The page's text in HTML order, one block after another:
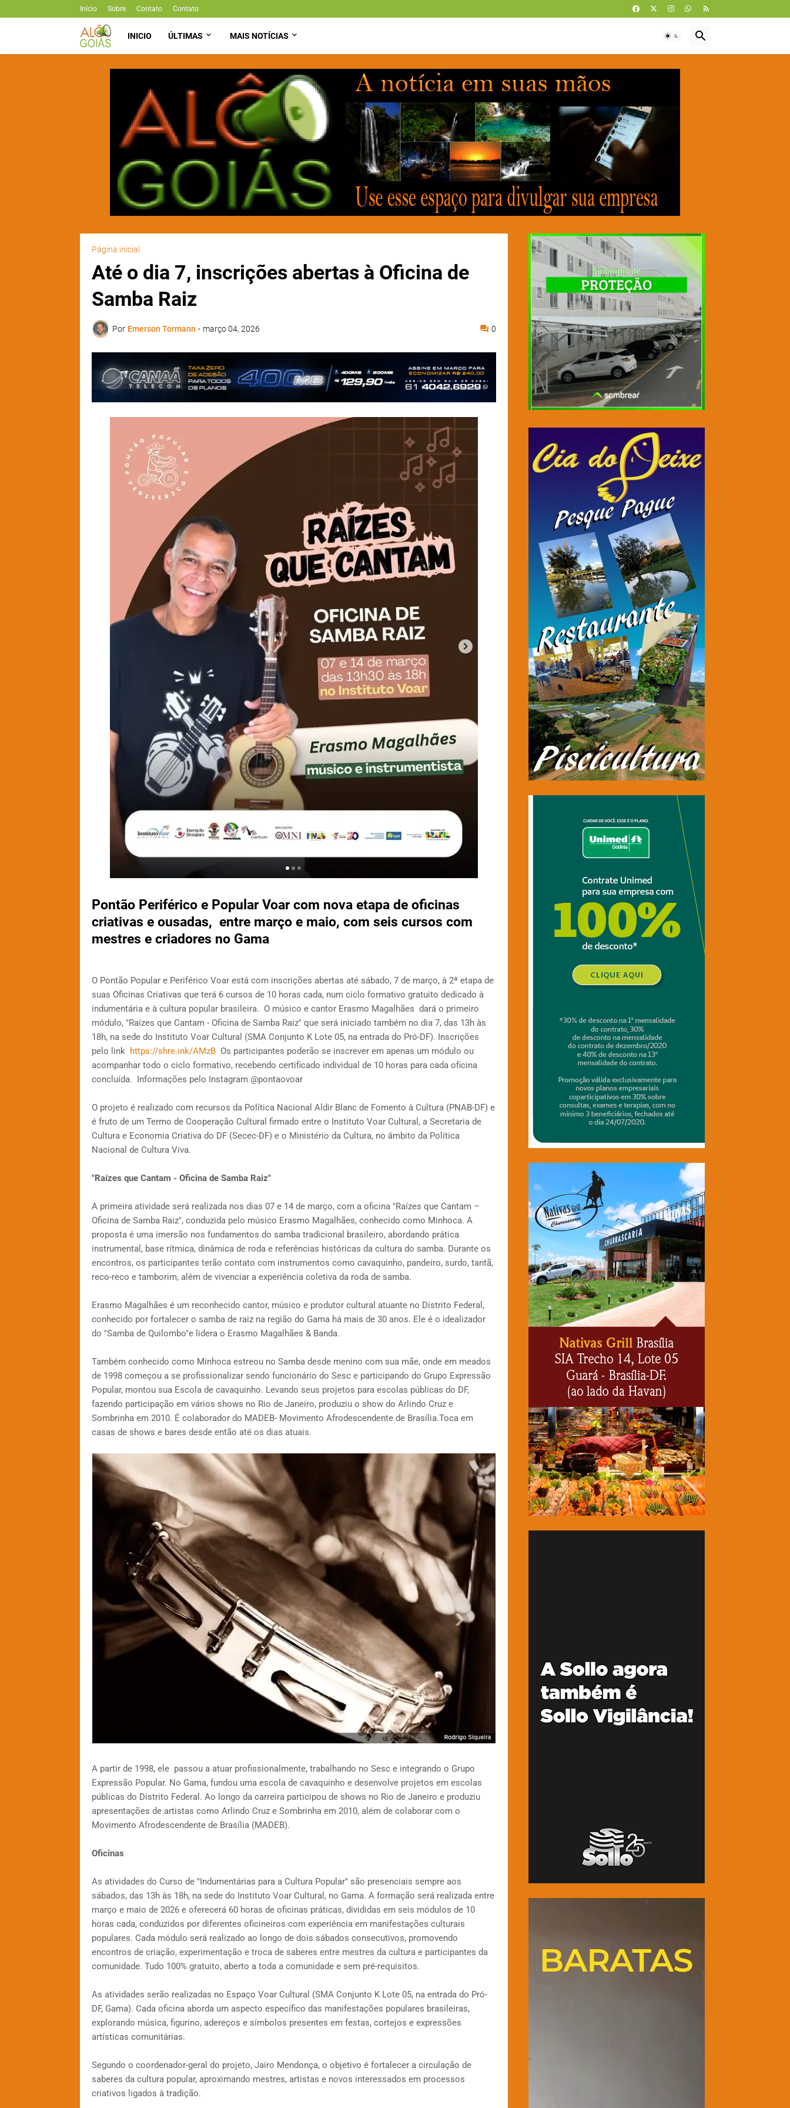
Início Sobre Contato Contato
INICIO ÚLTIMAS MAIS NOTÍCIAS
Página inicial
Até o dia 7, inscrições abertas à Oficina de
Samba Raiz
Por Emerson Tormann - março 04, 2026 0
Pontão Periférico e Popular Voar com nova etapa de oficinas
criativas e ousadas, entre março e maio, com seis cursos com
mestres e criadores no Gama
O Pontão Popular e Periférico Voar está com inscrições abertas até sábado, 7 de março, à 2ª etapa de
suas Oficinas Criativas que terá 6 cursos de 10 horas cada, num ciclo formativo gratuito dedicado à
indumentária e à cultura popular brasileira. O músico e cantor Erasmo Magalhães dará o primeiro
módulo, "Raízes que Cantam - Oficina de Samba Raiz" que será iniciado também no dia 7, das 13h às
18h, na sede do Instituto Voar Cultural (SMA Conjunto K Lote 05, na entrada do Pró-DF). Inscrições
pelo link https://shre.ink/AMzBOs participantes poderão se inscrever em apenas um módulo ou
acompanhar todo o ciclo formativo, recebendo certificado individual de 10 horas para cada oficina
concluída. Informações pelo Instagram @pontaovoar
O projeto é realizado com recursos da Política Nacional Aldir Blanc de Fomento à Cultura (PNAB-DF) e
é fruto de um Termo de Cooperação Cultural firmado entre o Instituto Voar Cultural, a Secretaria de
Cultura e Economia Criativa do DF (Secec-DF) e o Ministério da Cultura, no âmbito da Política
Nacional de Cultura Viva.
"Raízes que Cantam - Oficina de Samba Raiz"
A primeira atividade será realizada nos dias 07 e 14 de março, com a oficina "Raízes que Cantam –
Oficina de Samba Raiz", conduzida pelo músico Erasmo Magalhães, conhecido como Minhoca. A
proposta é uma imersão nos fundamentos do samba tradicional brasileiro, abordando prática
instrumental, base rítmica, dinâmica de roda e referências históricas da cultura do samba. Durante os
encontros, os participantes terão contato com instrumentos como cavaquinho, pandeiro, surdo, tantã,
reco-reco e tamborim, além de vivenciar a experiência coletiva da roda de samba.
Erasmo Magalhães é um reconhecido cantor, músico e produtor cultural atuante no Distrito Federal,
conhecido por fortalecer o samba de raiz na região do Gama há mais de 30 anos. Ele é o idealizador
do "Samba de Quilombo"e lidera o Erasmo Magalhães & Banda.
Também conhecido como Minhoca estreou no Samba desde menino com sua mãe, onde em meados
de 1998 começou a se profissionalizar sendo funcionário do Sesc e participando do Grupo Expressão
Popular, montou sua Escola de cavaquinho. Levando seus projetos para escolas públicas do DF,
fazendo participação em vários shows no Rio de Janeiro, produziu o show do Arlindo Cruz e
Sombrinha em 2010. É colaborador do MADEB- Movimento Afrodescendente de Brasília.Toca em
casas de shows e bares desde então até os dias atuais.
A partir de 1998, ele passou a atuar profissionalmente, trabalhando no Sesc e integrando o Grupo
Expressão Popular. No Gama, fundou uma escola de cavaquinho e desenvolve projetos em escolas
públicas do Distrito Federal. Ao longo da carreira participou de shows no Rio de Janeiro e produziu
apresentações de artistas como Arlindo Cruz e Sombrinha em 2010, além de colaborar com o
Movimento Afrodescendente de Brasília (MADEB).
Oficinas
As atividades do Curso de "Indumentárias para a Cultura Popular" são presenciais sempre aos
sábados, das 13h às 18h, na sede do Instituto Voar Cultural, no Gama. A formação será realizada entre
março e maio de 2026 e oferecerá 60 horas de oficinas práticas, divididas em seis módulos de 10
horas cada, conduzidos por diferentes oficineiros com experiência em manifestações culturais
populares. Cada módulo será realizado ao longo de dois sábados consecutivos, promovendo
encontros de criação, experimentação e troca de saberes entre mestres da cultura e participantes da
comunidade. Tudo 100% gratuito, aberto a toda a comunidade e sem pré-requisitos.
As atividades serão realizadas no Espaço Voar Cultural (SMA Conjunto K Lote 05, na entrada do Pró-
DF, Gama). Cada oficina aborda um aspecto específico das manifestações populares brasileiras,
explorando música, figurino, adereços e símbolos presentes em festas, cortejos e expressões
artísticas comunitárias.
Segundo o coordenador-geral do projeto, Jairo Mendonça, o objetivo é fortalecer a circulação de
saberes da cultura popular, aproximando mestres, artistas e novos interessados em processos
criativos ligados à tradição.